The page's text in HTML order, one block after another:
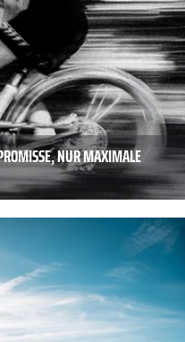
NUR MAXIMALE